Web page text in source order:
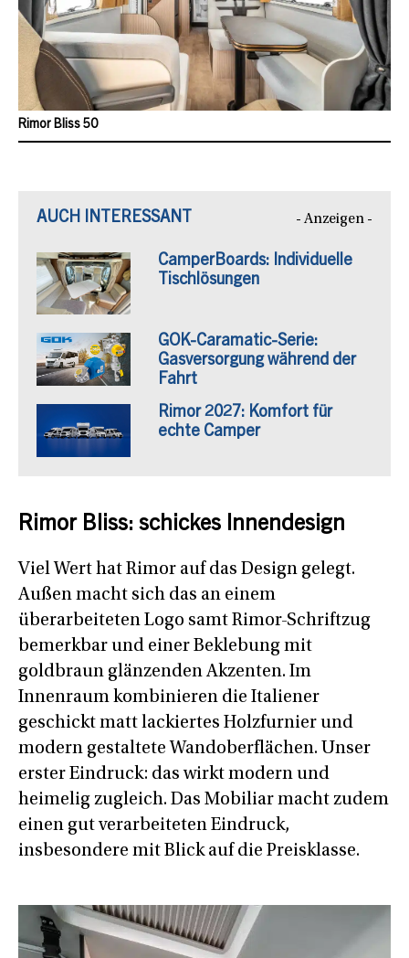
Rimor Bliss 50
AUCH INTERESSANT - Anzeigen -
CamperBoards: Individuelle
Tischlösungen
GOK-Caramatic-Serie:
Gasversorgung während der
Fahrt
Rimor 2027: Komfort für
echte Camper
Rimor Bliss: schickes Innendesign
Viel Wert hat Rimor auf das Design gelegt.
Außen macht sich das an einem
überarbeiteten Logo samt Rimor-Schriftzug
bemerkbar und einer Beklebung mit
goldbraun glänzenden Akzenten. Im
Innenraum kombinieren die Italiener
geschickt matt lackiertes Holzfurnier und
modern gestaltete Wandoberflächen. Unser
erster Eindruck: das wirkt modern und
heimelig zugleich. Das Mobiliar macht zudem
einen gut verarbeiteten Eindruck,
insbesondere mit Blick auf die Preisklasse.